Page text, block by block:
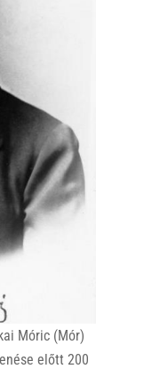
Móric (Mór)
előtt 200